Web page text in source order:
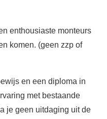
enthousiaste monteurs
komen. (geen zzp of
en een diploma in
met bestaande
je geen uitdaging uit de